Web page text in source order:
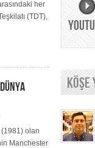
her
(TDT),
olan
Manchester